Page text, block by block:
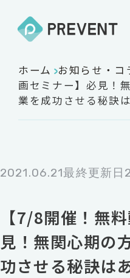
ホーム お知らせ・コ
画セミナー】必見！
業を成功させる秘訣
2021.06.21最終更新
【7/8開催！無
見！無関心期の
功させる秘訣は